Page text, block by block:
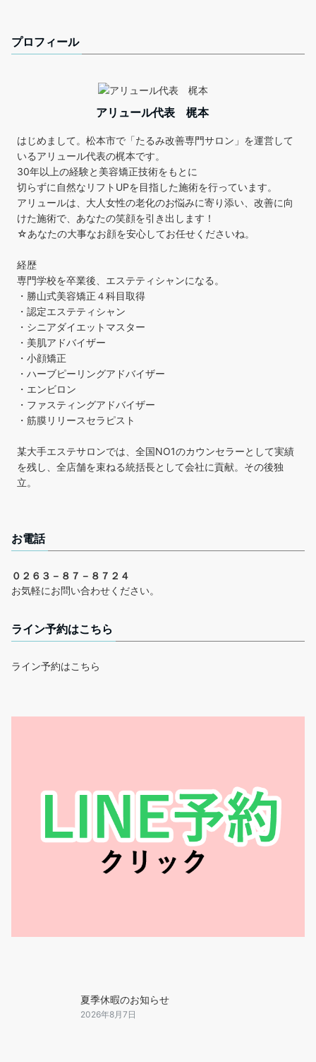
プロフィール
アリュール代表 梶本
はじめまして。松本市で「たるみ改善専門サロン」を運営して
いるアリュール代表の梶本です。
30年以上の経験と美容矯正技術をもとに
切らずに自然なリフトUPを目指した施術を行っています。
アリュールは、大人女性の老化のお悩みに寄り添い、改善に向
けた施術で、あなたの笑顔を引き出します！
☆あなたの大事なお顔を安心してお任せくださいね。
経歴
専門学校を卒業後、エステティシャンになる。
・勝山式美容矯正４科目取得
・認定エステティシャン
・シニアダイエットマスター
・美肌アドバイザー
・小顔矯正
・ハーブピーリングアドバイザー
・エンビロン
・ファスティングアドバイザー
・筋膜リリースセラピスト
某大手エステサロンでは、全国NO1のカウンセラーとして実績
を残し、全店舗を束ねる統括長として会社に貢献。その後独
立。
お電話
０２６３－８７－８７２４
お気軽にお問い合わせください。
ライン予約はこちら
ライン予約はこちら
夏季休暇のお知らせ
2026年8月7日